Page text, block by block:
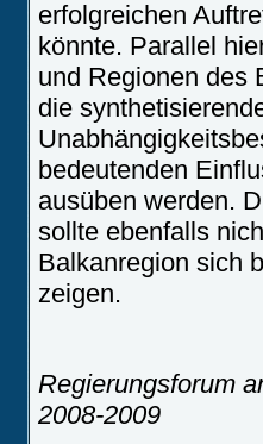
erfolgreichen
könnte. Parallel
und Regionen des
die
bedeutenden
ausüben werden.
sollte ebenfalls
Balkanregion sich
zeigen.
Regierungsforum
2008-2009